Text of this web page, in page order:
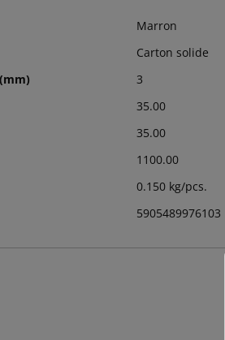
Marron
Carton solide
3
35.00
35.00
1100.00
0.150 kg/pcs.
5905489976103